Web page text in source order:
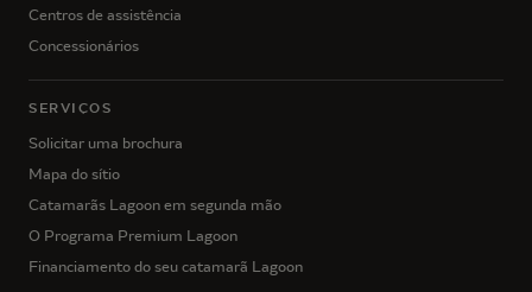
Centros de assistência
Concessionários
SERVIÇOS
Solicitar uma brochura
Mapa do sítio
Catamarãs Lagoon em segunda mão
O Programa Premium Lagoon
Financiamento do seu catamarã Lagoon